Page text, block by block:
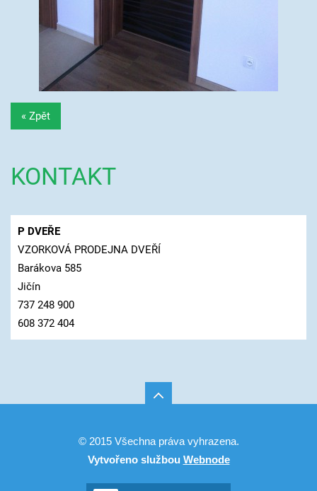
« Zpět
KONTAKT
P DVEŘE
VZORKOVÁ PRODEJNA DVEŘÍ
Barákova 585
Jičín
737 248 900
608 372 404
© 2015 Všechna práva vyhrazena.
Vytvořeno službou Webnode